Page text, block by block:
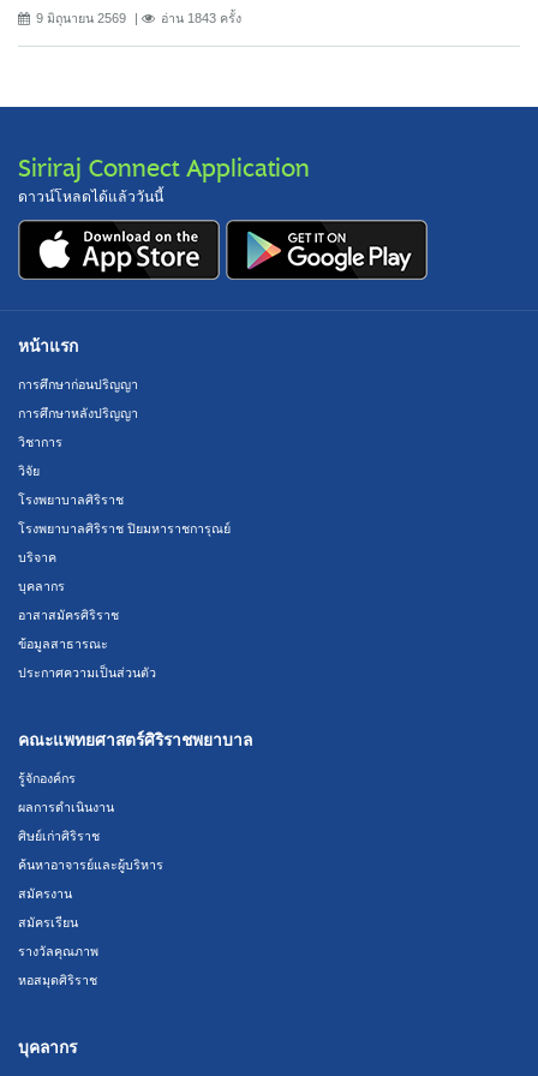
9 มิถุนายน 2569 อ่าน 1843 ครั้ง
Siriraj Connect Application
ดาวน์โหลดได้แล้ววันนี้
หน้าแรก
การศึกษาก่อนปริญญา
การศึกษาหลังปริญญา
วิชาการ
วิจัย
โรงพยาบาลศิริราช
โรงพยาบาลศิริราช ปิยมหาราชการุณย์
บริจาค
บุคลากร
อาสาสมัครศิริราช
ข้อมูลสาธารณะ
ประกาศความเป็นส่วนตัว
คณะแพทยศาสตร์ศิริราชพยาบาล
รู้จักองค์กร
ผลการดำเนินงาน
ศิษย์เก่าศิริราช
ค้นหาอาจารย์และผู้บริหาร
สมัครงาน
สมัครเรียน
รางวัลคุณภาพ
หอสมุดศิริราช
บุคลากร